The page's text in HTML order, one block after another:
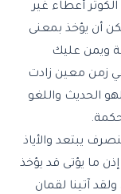
أعطاء غير
أن يؤخذ بمعنى
ويمن عليك
زمن معين زادت
الحديث واللغو
يبتعد والأياذ
ما يؤتى قد يؤخذ
آتينا لقمان